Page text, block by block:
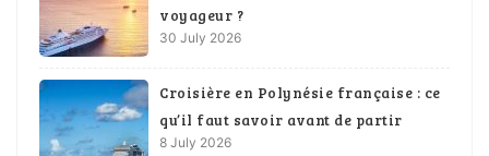
voyageur ?
30 July 2026
Croisière en Polynésie française : ce
qu’il faut savoir avant de partir
8 July 2026